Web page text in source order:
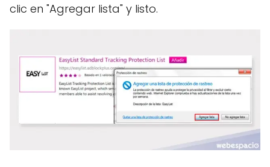
clic en "Agregar lista" y listo.